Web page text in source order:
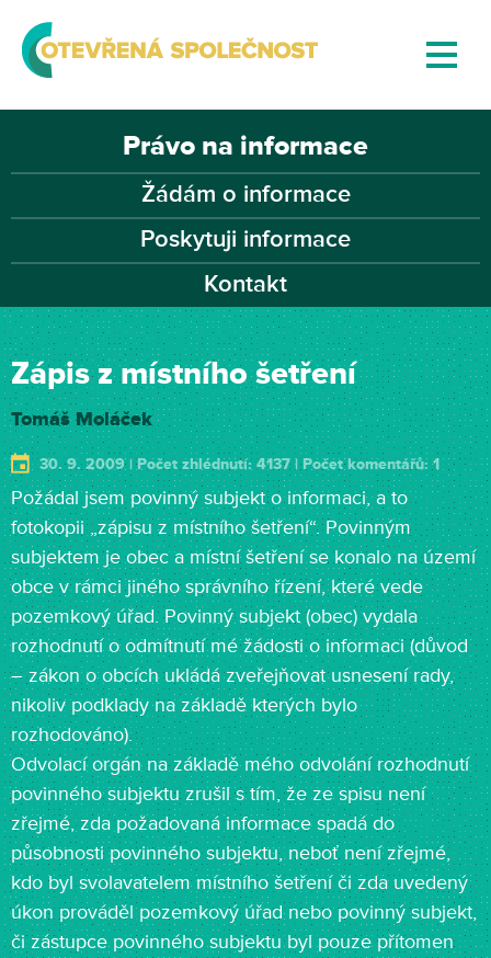
Právo na informace
Žádám o informace
Poskytuji informace
Kontakt
Zápis z místního šetření
Tomáš Moláček
30. 9. 2009 | Počet zhlédnutí: 4137 | Počet komentářů: 1
Požádal jsem povinný subjekt o informaci, a to
fotokopii „zápisu z místního šetření“. Povinným
subjektem je obec a místní šetření se konalo na území
obce v rámci jiného správního řízení, které vede
pozemkový úřad. Povinný subjekt (obec) vydala
rozhodnutí o odmítnutí mé žádosti o informaci (důvod
– zákon o obcích ukládá zveřejňovat usnesení rady,
nikoliv podklady na základě kterých bylo
rozhodováno).
Odvolací orgán na základě mého odvolání rozhodnutí
povinného subjektu zrušil s tím, že ze spisu není
zřejmé, zda požadovaná informace spadá do
působnosti povinného subjektu, neboť není zřejmé,
kdo byl svolavatelem místního šetření či zda uvedený
úkon prováděl pozemkový úřad nebo povinný subjekt,
či zástupce povinného subjektu byl pouze přítomen